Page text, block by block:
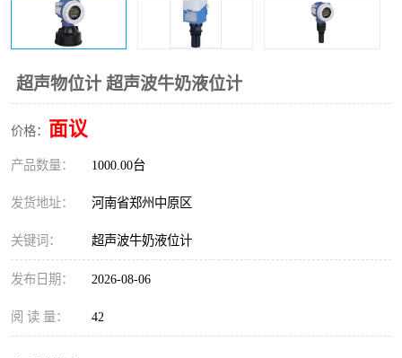
超声物位计 超声波牛奶液位计
价格： 面议
产品数量： 1000.00台
发货地址： 河南省郑州中原区
关键词： 超声波牛奶液位计
发布日期： 2026-08-06
阅 读 量： 42
流量仪表